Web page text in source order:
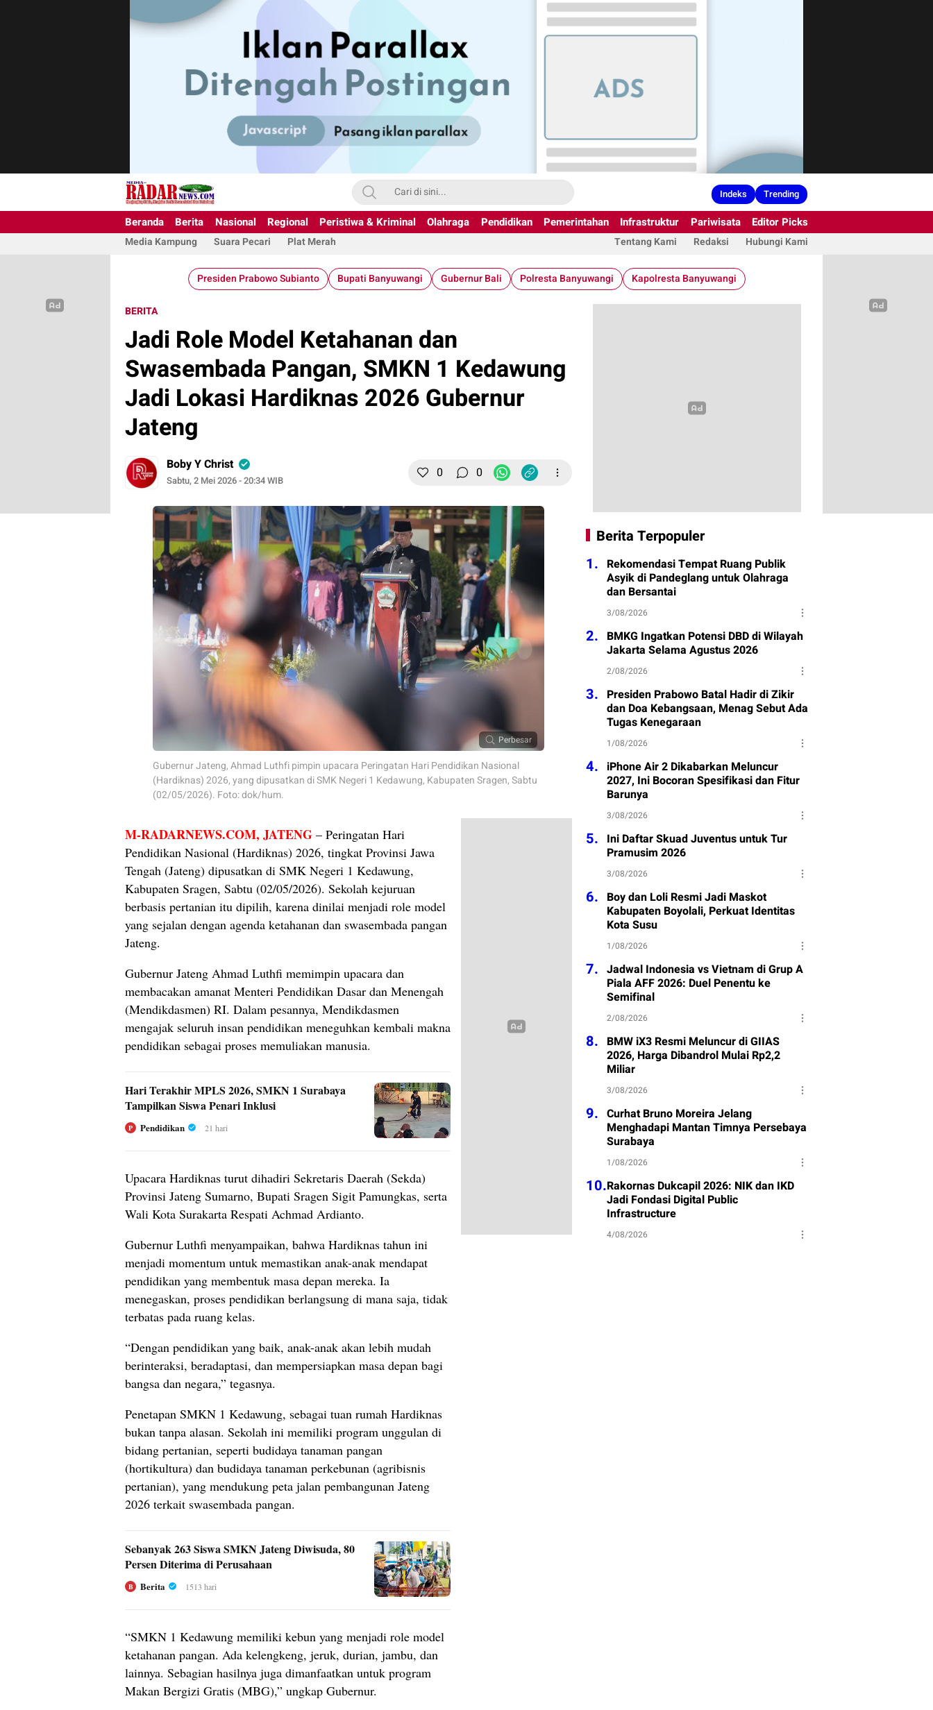
Indeks Trending
Beranda Berita Nasional Regional Peristiwa & Kriminal Olahraga Pendidikan Pemerintahan Infrastruktur Pariwisata Editor Picks
Media Kampung Suara Pecari Plat Merah Tentang Kami Redaksi Hubungi Kami
Presiden Prabowo Subianto Bupati Banyuwangi Gubernur Bali Polresta Banyuwangi Kapolresta Banyuwangi
BERITA
Jadi Role Model Ketahanan dan
Swasembada Pangan, SMKN 1 Kedawung
Jadi Lokasi Hardiknas 2026 Gubernur
Jateng
Boby Y Christ
Sabtu, 2 Mei 2026 - 20:34 WIB 0 0
Perbesar
Gubernur Jateng, Ahmad Luthfi pimpin upacara Peringatan Hari Pendidikan Nasional
(Hardiknas) 2026, yang dipusatkan di SMK Negeri 1 Kedawung, Kabupaten Sragen, Sabtu
(02/05/2026). Foto: dok/hum.
M-RADARNEWS.COM, JATENG – Peringatan Hari
Pendidikan Nasional (Hardiknas) 2026, tingkat Provinsi Jawa
Tengah (Jateng) dipusatkan di SMK Negeri 1 Kedawung,
Kabupaten Sragen, Sabtu (02/05/2026). Sekolah kejuruan
berbasis pertanian itu dipilih, karena dinilai menjadi role model
yang sejalan dengan agenda ketahanan dan swasembada pangan
Jateng.
Gubernur Jateng Ahmad Luthfi memimpin upacara dan
membacakan amanat Menteri Pendidikan Dasar dan Menengah
(Mendikdasmen) RI. Dalam pesannya, Mendikdasmen
mengajak seluruh insan pendidikan meneguhkan kembali makna
pendidikan sebagai proses memuliakan manusia.
Hari Terakhir MPLS 2026, SMKN 1 Surabaya
Tampilkan Siswa Penari Inklusi
P Pendidikan 21 hari
Upacara Hardiknas turut dihadiri Sekretaris Daerah (Sekda)
Provinsi Jateng Sumarno, Bupati Sragen Sigit Pamungkas, serta
Wali Kota Surakarta Respati Achmad Ardianto.
Gubernur Luthfi menyampaikan, bahwa Hardiknas tahun ini
menjadi momentum untuk memastikan anak-anak mendapat
pendidikan yang membentuk masa depan mereka. Ia
menegaskan, proses pendidikan berlangsung di mana saja, tidak
terbatas pada ruang kelas.
“Dengan pendidikan yang baik, anak-anak akan lebih mudah
berinteraksi, beradaptasi, dan mempersiapkan masa depan bagi
bangsa dan negara,” tegasnya.
Penetapan SMKN 1 Kedawung, sebagai tuan rumah Hardiknas
bukan tanpa alasan. Sekolah ini memiliki program unggulan di
bidang pertanian, seperti budidaya tanaman pangan
(hortikultura) dan budidaya tanaman perkebunan (agribisnis
pertanian), yang mendukung peta jalan pembangunan Jateng
2026 terkait swasembada pangan.
Sebanyak 263 Siswa SMKN Jateng Diwisuda, 80
Persen Diterima di Perusahaan
B Berita 1513 hari
“SMKN 1 Kedawung memiliki kebun yang menjadi role model
ketahanan pangan. Ada kelengkeng, jeruk, durian, jambu, dan
lainnya. Sebagian hasilnya juga dimanfaatkan untuk program
Makan Bergizi Gratis (MBG),” ungkap Gubernur.
Berita Terpopuler
1. Rekomendasi Tempat Ruang Publik
Asyik di Pandeglang untuk Olahraga
dan Bersantai
3/08/2026
2. BMKG Ingatkan Potensi DBD di Wilayah
Jakarta Selama Agustus 2026
2/08/2026
3. Presiden Prabowo Batal Hadir di Zikir
dan Doa Kebangsaan, Menag Sebut Ada
Tugas Kenegaraan
1/08/2026
4. iPhone Air 2 Dikabarkan Meluncur
2027, Ini Bocoran Spesifikasi dan Fitur
Barunya
3/08/2026
5. Ini Daftar Skuad Juventus untuk Tur
Pramusim 2026
3/08/2026
6. Boy dan Loli Resmi Jadi Maskot
Kabupaten Boyolali, Perkuat Identitas
Kota Susu
1/08/2026
7. Jadwal Indonesia vs Vietnam di Grup A
Piala AFF 2026: Duel Penentu ke
Semifinal
2/08/2026
8. BMW iX3 Resmi Meluncur di GIIAS
2026, Harga Dibandrol Mulai Rp2,2
Miliar
3/08/2026
9. Curhat Bruno Moreira Jelang
Menghadapi Mantan Timnya Persebaya
Surabaya
1/08/2026
10.Rakornas Dukcapil 2026: NIK dan IKD
Jadi Fondasi Digital Public
Infrastructure
4/08/2026